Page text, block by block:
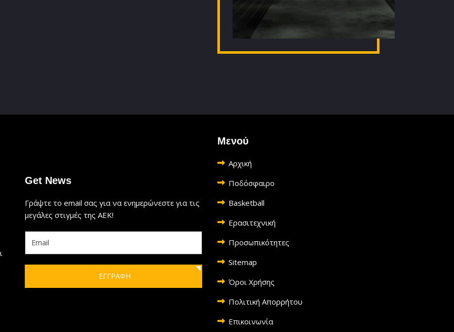
Get News
Γράψτε το email σας για να ενημερώνεστε για τις
μεγάλες στιγμές της ΑΕΚ!
ΕΓΓΡΑΦΗ
Μενού
Αρχική
Ποδόσφαιρο
Basketball
Ερασιτεχνική
Προσωπικότητες
Sitemap
Όροι Χρήσης
Πολιτική Απορρήτου
Επικοινωνία